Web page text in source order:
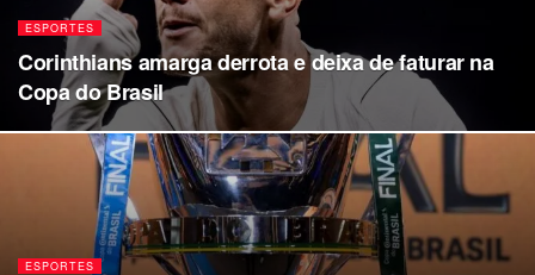
ESPORTES
Corinthians amarga derrota e deixa de faturar na
Copa do Brasil
ESPORTES